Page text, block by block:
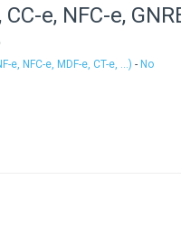
e, NFC-e,
e, NFC-e, MDF-e, CT-e, ...) - No